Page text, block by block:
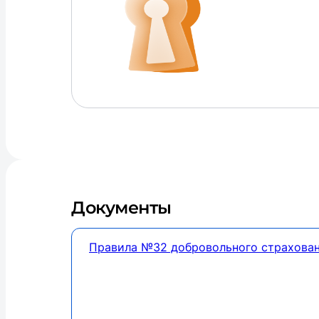
Дoкументы
Правила №32 добровольного